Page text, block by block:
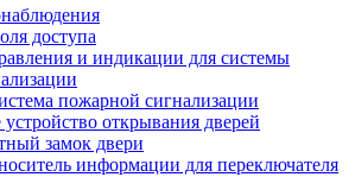
доступа
и индикации для системы
пожарной сигнализации
устройство открывания дверей
замок двери
информации для переключателя